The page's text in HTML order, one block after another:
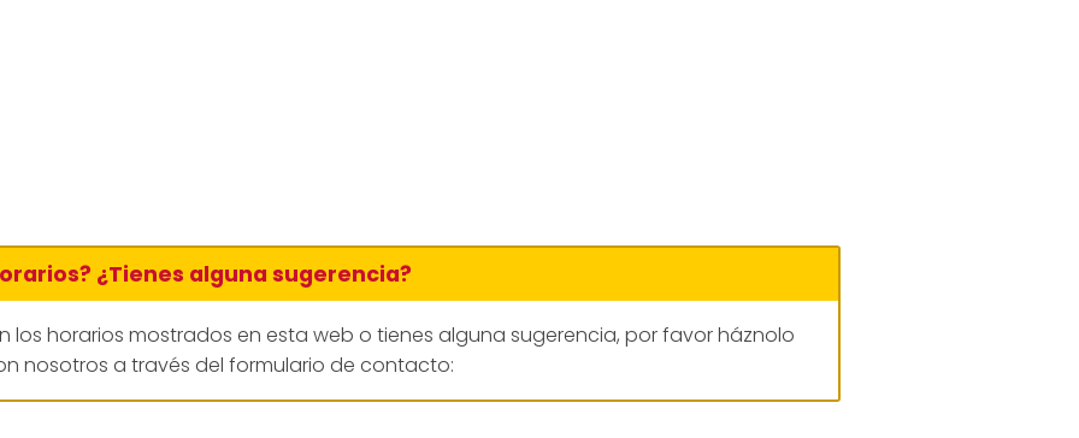
¿Tienes alguna sugerencia?
los horarios mostrados en esta web o tienes alguna sugerencia, por favor háznolo
nosotros a través del formulario de contacto: